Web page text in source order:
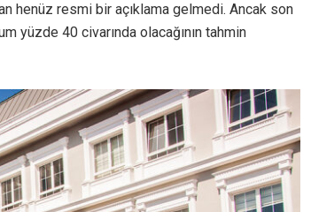
henüz resmi bir açıklama gelmedi. Ancak son
yüzde 40 civarında olacağının tahmin